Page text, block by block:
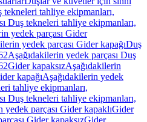
tekneleri tahliye ekipmanları,
Duş tekneleri tahliye ekipmanları,
yedek parçası Gider
yedek parçası Gider kapağıDuş
Aşağıdakilerin yedek parçası Duş
Gider kapaksızAşağıdakilerin
kapağıAşağıdakilerin yedek
tahliye ekipmanları,
Duş tekneleri tahliye ekipmanları,
yedek parçası Gider kapaklıGider
Gider kapaksızGider